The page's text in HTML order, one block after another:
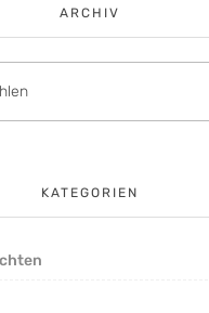
ARCHIV
KATEGORIEN